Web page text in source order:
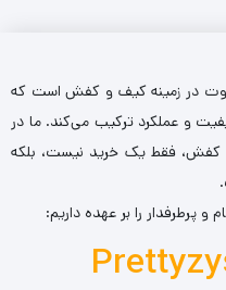
در زمینه کیف و کفش است که
و عملکرد ترکیب می‌کند. ما در
و کفش، فقط یک خرید نیست، بلکه
پرطرفدار را بر عهده داریم: